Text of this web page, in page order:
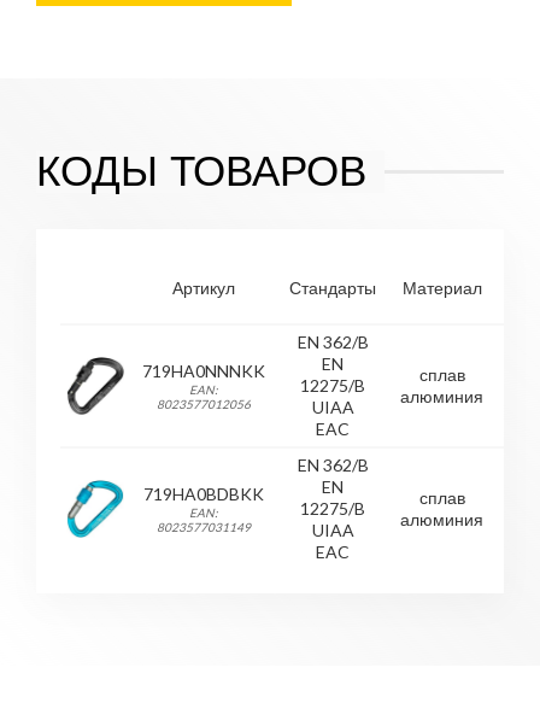
КОДЫ ТОВАРОВ
Артикул Стандарты Материал
719HA0NNNKK
EAN:
8023577012056
EN 362/B
EN
12275/B
UIAA
EAC
сплав
алюминия
719HA0BDBKK
EAN:
8023577031149
EN 362/B
EN
12275/B
UIAA
EAC
сплав
алюминия